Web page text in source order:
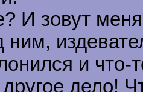
И зовут
ним,
и что-
другое дело!